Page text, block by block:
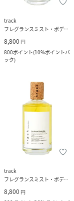
track
フレグランスミスト・ボディミスト
8,800 円
800ポイント(10%ポイントバ
ック)
track
フレグランスミスト・ボディミスト
8,800 円